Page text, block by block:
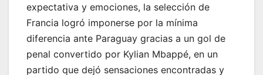
expectativa y emociones, la selección de
Francia logró imponerse por la mínima
diferencia ante Paraguay gracias a un gol de
penal convertido por Kylian Mbappé, en un
partido que dejó sensaciones encontradas y